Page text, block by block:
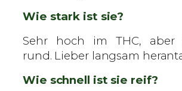
Wie stark ist sie?
Sehr hoch im THC, aber
rund. Lieber langsam
Wie schnell ist sie reif?